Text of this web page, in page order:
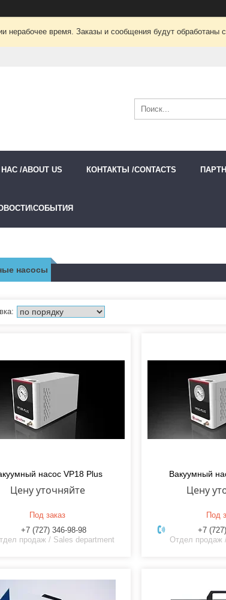
нерабочее время. Заказы и сообщения будут обработаны
/ABOUT US КОНТАКТЫ /CONTACTS
насосы
насос VP18 Plus
Цену уточняйте
Под заказ
+7 (727) 346-98-98
продаж / Sales department
Вакуумный
Цену
Под
+7
Отдел продаж